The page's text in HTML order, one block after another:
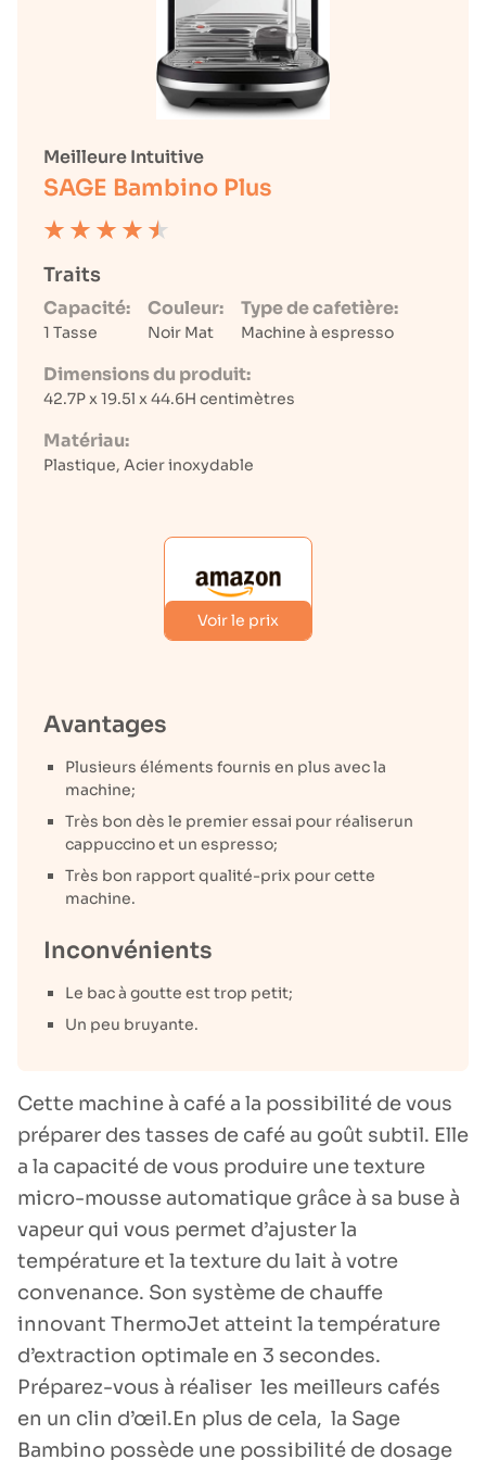
Meilleure Intuitive
SAGE Bambino Plus
Traits
Capacité:
1 Tasse
Couleur:
Noir Mat
Type de cafetière:
Machine à espresso
Dimensions du produit:
42.7P x 19.5l x 44.6H centimètres
Matériau:
Plastique, Acier inoxydable
Voir le prix
Avantages
Plusieurs éléments fournis en plus avec la
machine;
Très bon dès le premier essai pour réaliserun
cappuccino et un espresso;
Très bon rapport qualité-prix pour cette
machine.
Inconvénients
Le bac à goutte est trop petit;
Un peu bruyante.
Cette machine à café a la possibilité de vous
préparer des tasses de café au goût subtil. Elle
a la capacité de vous produire une texture
micro-mousse automatique grâce à sa buse à
vapeur qui vous permet d’ajuster la
température et la texture du lait à votre
convenance. Son système de chauffe
innovant ThermoJet atteint la température
d’extraction optimale en 3 secondes.
Préparez-vous à réaliser les meilleurs cafés
en un clin d’œil.En plus de cela, la Sage
Bambino possède une possibilité de dosage